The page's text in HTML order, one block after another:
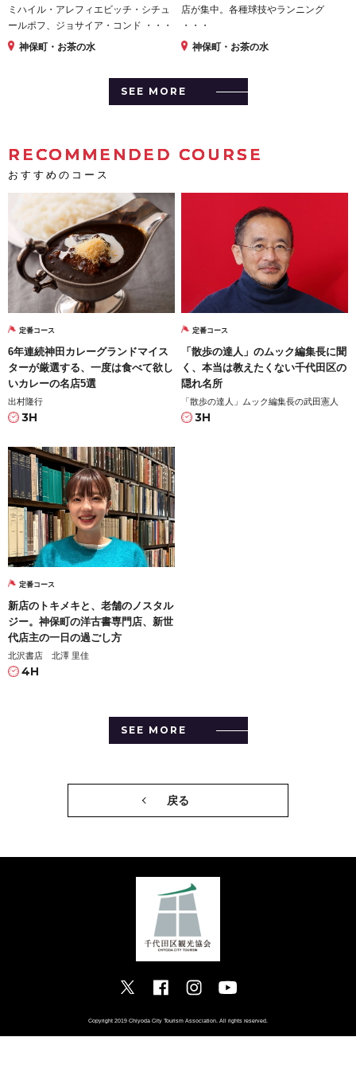
ミハイル・アレフィエビッチ・シチュ
ールポフ、ジョサイア・コンド ・・・
神保町・お茶の水
店が集中。各種球技やランニング
・・・
神保町・お茶の水
SEE MORE
RECOMMENDED COURSE
おすすめのコース
定番コース
6年連続神田カレーグランドマイス
ターが厳選する、一度は食べて欲し
いカレーの名店5選
出村隆行
3H
定番コース
「散歩の達人」のムック編集長に聞
く、本当は教えたくない千代田区の
隠れ名所
「散歩の達人」ムック編集長の武田憲人
3H
定番コース
新店のトキメキと、老舗のノスタル
ジー。神保町の洋古書専門店、新世
代店主の一日の過ごし方
北沢書店 北澤 里佳
4H
SEE MORE
戻る
Copyright 2019 Chiyoda City Tourism Association. All rights reserved.